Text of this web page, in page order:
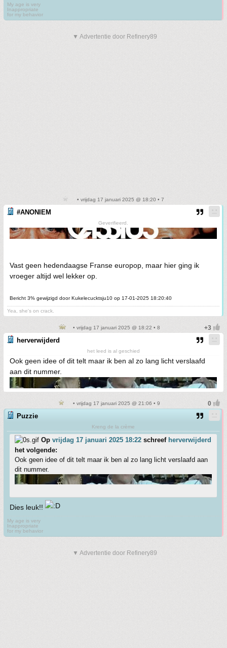
My age is very
Inappropriate
for my behavior
▼ Advertentie door Refinery89
• vrijdag 17 januari 2025 @ 18:20 • 7
#ANONIEM
Geverifieerd.
Vast geen hedendaagse Franse europop, maar hier ging ik
vroeger altijd wel lekker op.
Bericht 3% gewijzigd door Kukelecucktsju10 op 17-01-2025 18:20:40
Yea, she's on crack.
• vrijdag 17 januari 2025 @ 18:22 • 8
herverwijderd
het leed is al geschied
Ook geen idee of dit telt maar ik ben al zo lang licht verslaafd
aan dit nummer.
• vrijdag 17 januari 2025 @ 21:06 • 9
Puzzie
Kreng de la crème
Op vrijdag 17 januari 2025 18:22 schreef herverwijderd
het volgende:
Ook geen idee of dit telt maar ik ben al zo lang licht verslaafd aan
dit nummer.
Dies leuk!!
My age is very
Inappropriate
for my behavior
▼ Advertentie door Refinery89